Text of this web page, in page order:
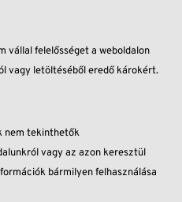
vállal felelősséget a weboldalon
vagy letöltéséből eredő károkért.
nem tekinthetők
vagy az azon keresztül
bármilyen felhasználása